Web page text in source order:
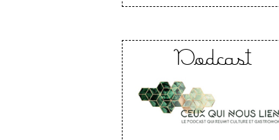
Podcast